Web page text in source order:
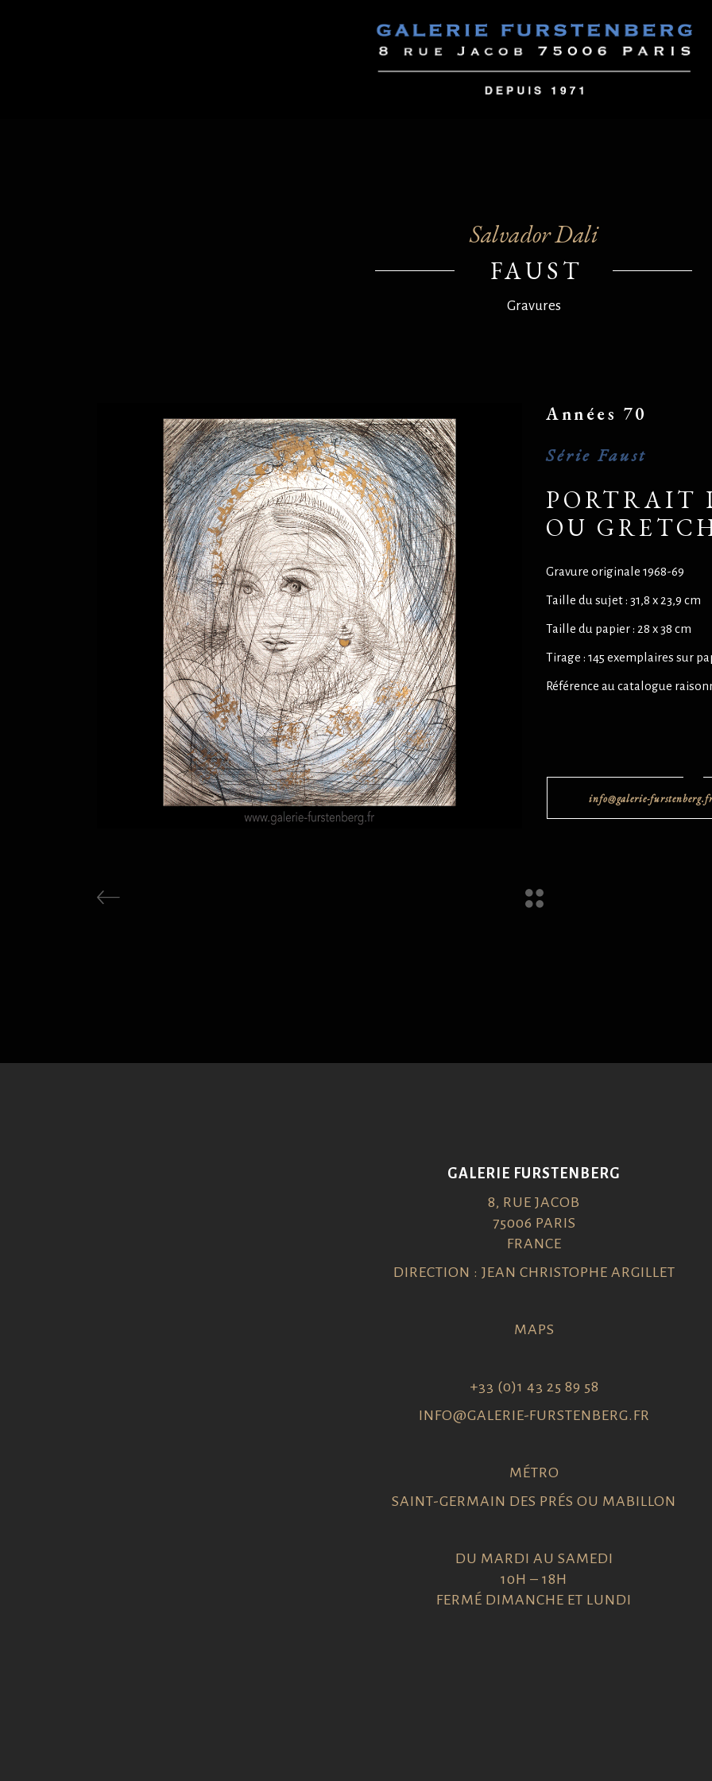
Salvador Dali
FAUST
Gravures
Années 70
Série Faust
PORTRAIT
OU
Gravure originale 1968-69
Taille du sujet : 31,8 x 23,9 cm
Taille du papier : 28 x 38 cm
Tirage : 145 exemplaires sur
Référence au catalogue
info@galerie-
GALERIE FURSTENBERG
8, RUE JACOB
75006 PARIS
FRANCE
DIRECTION : JEAN CHRISTOPHE ARGILLET
MAPS
+33 (0)1 43 25 89 58
INFO@GALERIE-FURSTENBERG.FR
MÉTRO
SAINT-GERMAIN DES PRÉS OU MABILLON
DU MARDI AU SAMEDI
10H – 18H
FERMÉ DIMANCHE ET LUNDI